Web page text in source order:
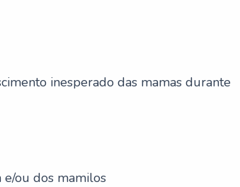
inesperado das mamas durante
e/ou dos mamilos